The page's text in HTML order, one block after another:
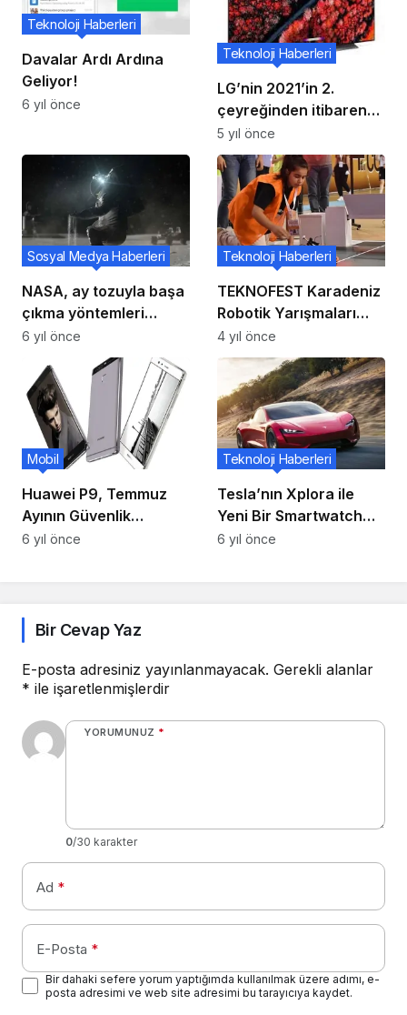
Davalar Ardı Ardına
Geliyor!
Teknoloji Haberleri
6 yıl önce
LG’nin 2021’in 2.
çeyreğinden itibaren
Samsung’a rakip
olabileceği OLED TV
panelleri tedarik
edeceği bildiriliyor.
Teknoloji Haberleri
5 yıl önce
NASA, ay tozuyla başa
çıkma yöntemleri
geliştirmek için
üniversite ekiplerini
seçti
Sosyal Medya Haberleri
6 yıl önce
TEKNOFEST Karadeniz
Robotik Yarışmaları
Sona Erdi
Teknoloji Haberleri
4 yıl önce
Huawei P9, Temmuz
Ayının Güvenlik
Yamasını Ve Akıllı Şarj
Mobil
6 yıl önce
Tesla’nın Xplora ile
Yeni Bir Smartwatch
Üzerinde Çalıştığı
Teknoloji Haberleri
6 yıl önce
Bir Cevap Yaz
E-posta adresiniz yayınlanmayacak. Gerekli alanlar
* ile işaretlenmişlerdir
YORUMUNUZ *
0/30 karakter
Ad *
E-Posta *
Bir dahaki sefere yorum yaptığımda kullanılmak üzere adımı, e-
posta adresimi ve web site adresimi bu tarayıcıya kaydet.